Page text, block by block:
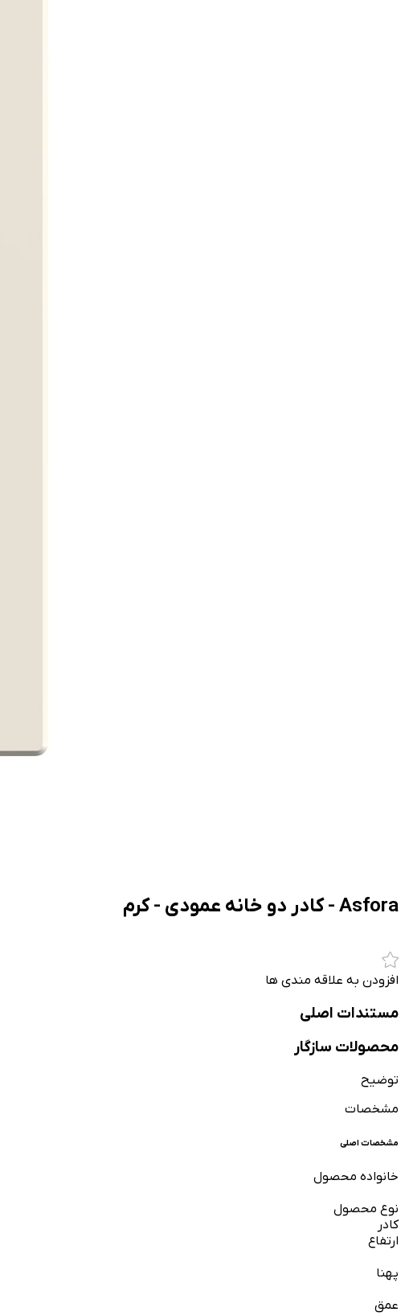
Asfora - کادر دو خانه عمودی - کرم
افزودن به علاقه مندی ها
مستندات اصلی
محصولات سازگار
توضیح
مشخصات
مشخصات اصلی
خانواده محصول
نوع محصول
کادر
ارتفاع
پهنا
عمق